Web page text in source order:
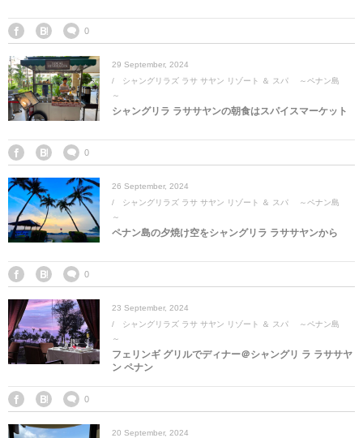
0
29 September, 2024
シャングリラズ ラサ サヤン リゾート ＆ スパ ～ペナン島
～
シャングリラ ラササヤンの朝食はスパイスマーケット
0
26 September, 2024
シャングリラズ ラサ サヤン リゾート ＆ スパ ～ペナン島
～
ペナン島の夕焼け空をシャングリラ ラササヤンから
0
23 September, 2024
シャングリラズ ラサ サヤン リゾート ＆ スパ ～ペナン島
～
フェリンギ グリルでディナー＠シャングリ ラ ラササヤ
ン ペナン
0
20 September, 2024